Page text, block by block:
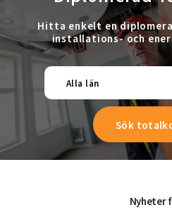
Hitta enkelt en
installations- och
Alla län
Nyheter